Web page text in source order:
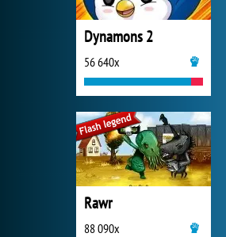
Dynamons 2
56 640x
Rawr
88 090x